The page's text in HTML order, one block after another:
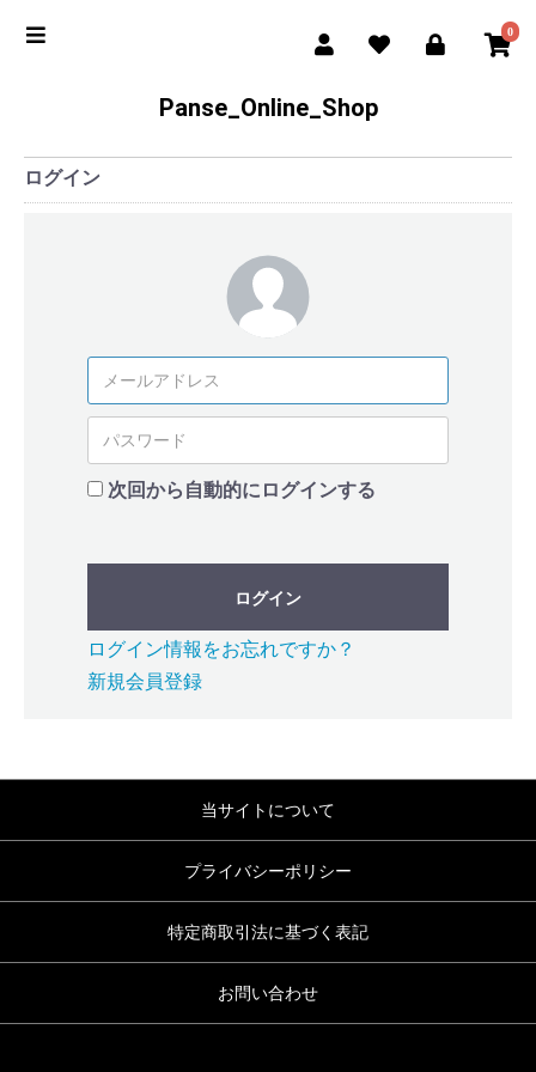
0
Panse_Online_Shop
ログイン
次回から自動的にログインする
ログイン
ログイン情報をお忘れですか？
新規会員登録
当サイトについて
プライバシーポリシー
特定商取引法に基づく表記
お問い合わせ